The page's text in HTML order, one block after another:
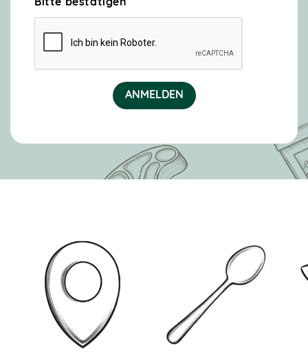
Bitte bestätigen
ANMELDEN